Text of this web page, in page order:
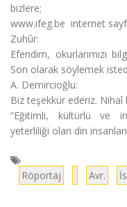
bizlere;
www.ifeg.be internet
Zuhûr:
Efendim, okurlarımızı
Son olarak söylemek
A. Demircioğlu:
Biz teşekkür ederiz. Nihaî
“Eğitimli, kültürlü ve
yeterliliği olan din
Röportaj Avr.